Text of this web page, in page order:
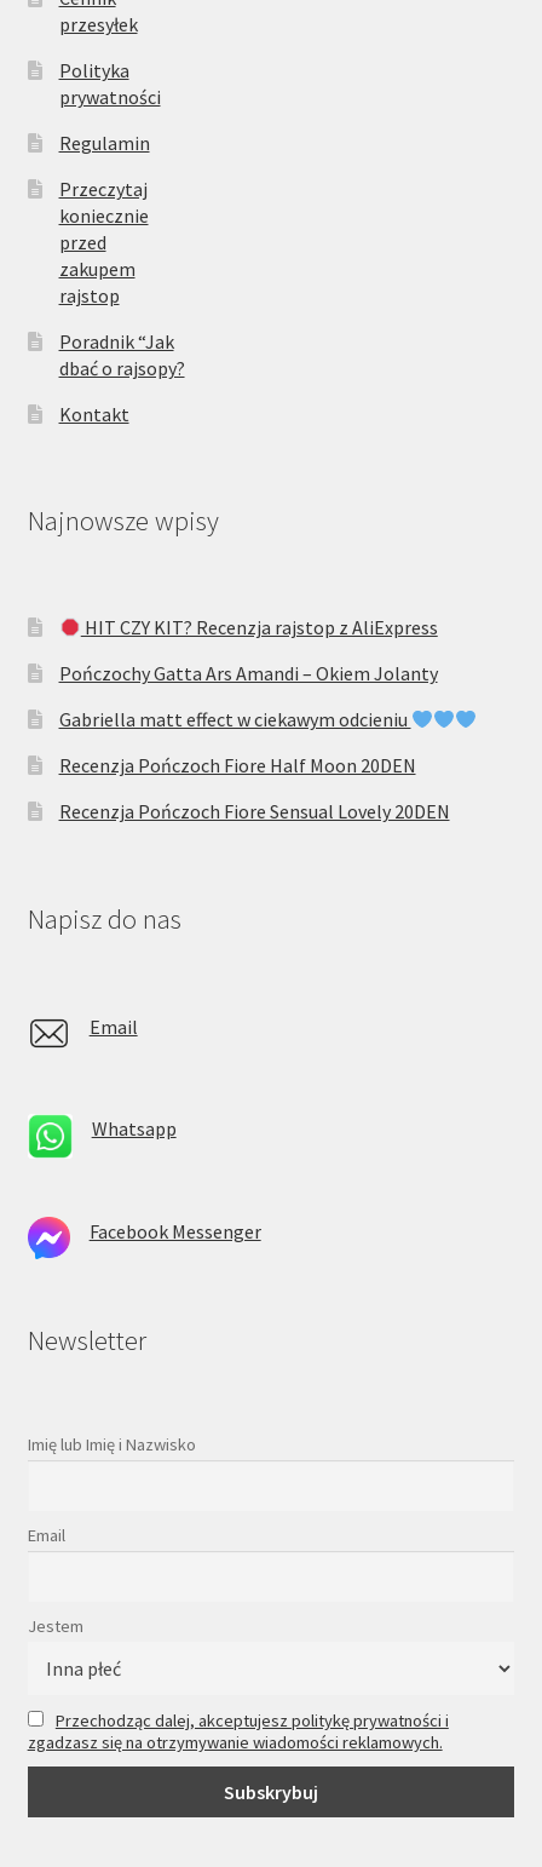
przesyłek
Polityka
prywatności
Regulamin
Przeczytaj
koniecznie
przed
zakupem
rajstop
Poradnik “Jak
dbać o rajsopy?
Kontakt
Najnowsze wpisy
HIT CZY KIT? Recenzja rajstop z AliExpress
Pończochy Gatta Ars Amandi – Okiem Jolanty
Gabriella matt effect w ciekawym odcieniu
Recenzja Pończoch Fiore Half Moon 20DEN
Recenzja Pończoch Fiore Sensual Lovely 20DEN
Napisz do nas
Email
Whatsapp
Facebook Messenger
Newsletter
Imię lub Imię i Nazwisko
Email
Jestem
Przechodząc dalej, akceptujesz politykę prywatności i
zgadzasz się na otrzymywanie wiadomości reklamowych.